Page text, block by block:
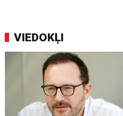
VIEDOKĻI